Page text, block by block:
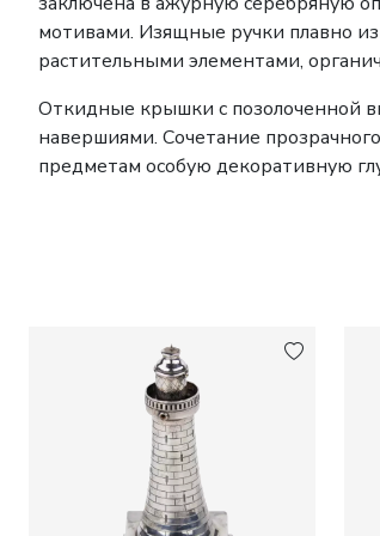
мотивами. Изящные ручки плавно
растительными элементами,
Откидные крышки с позолоченной
навершиями. Сочетание
предметам особую декоративную
Сохранившиеся как парный
французского художественного
Французское пробирное
клеймо мастерской Tétard Frères.
соответствует французскому
Высота каждого кувшина:
Состояние:Очень хорошее